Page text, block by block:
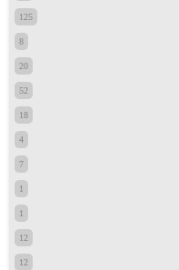
125
8
20
52
18
4
7
1
1
12
12